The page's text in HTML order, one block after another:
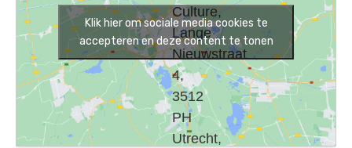
Culture,
Lange
Nieuwstraat
4,
3512
PH
Utrecht,
Klik hier om sociale media cookies te
accepteren en deze content te tonen